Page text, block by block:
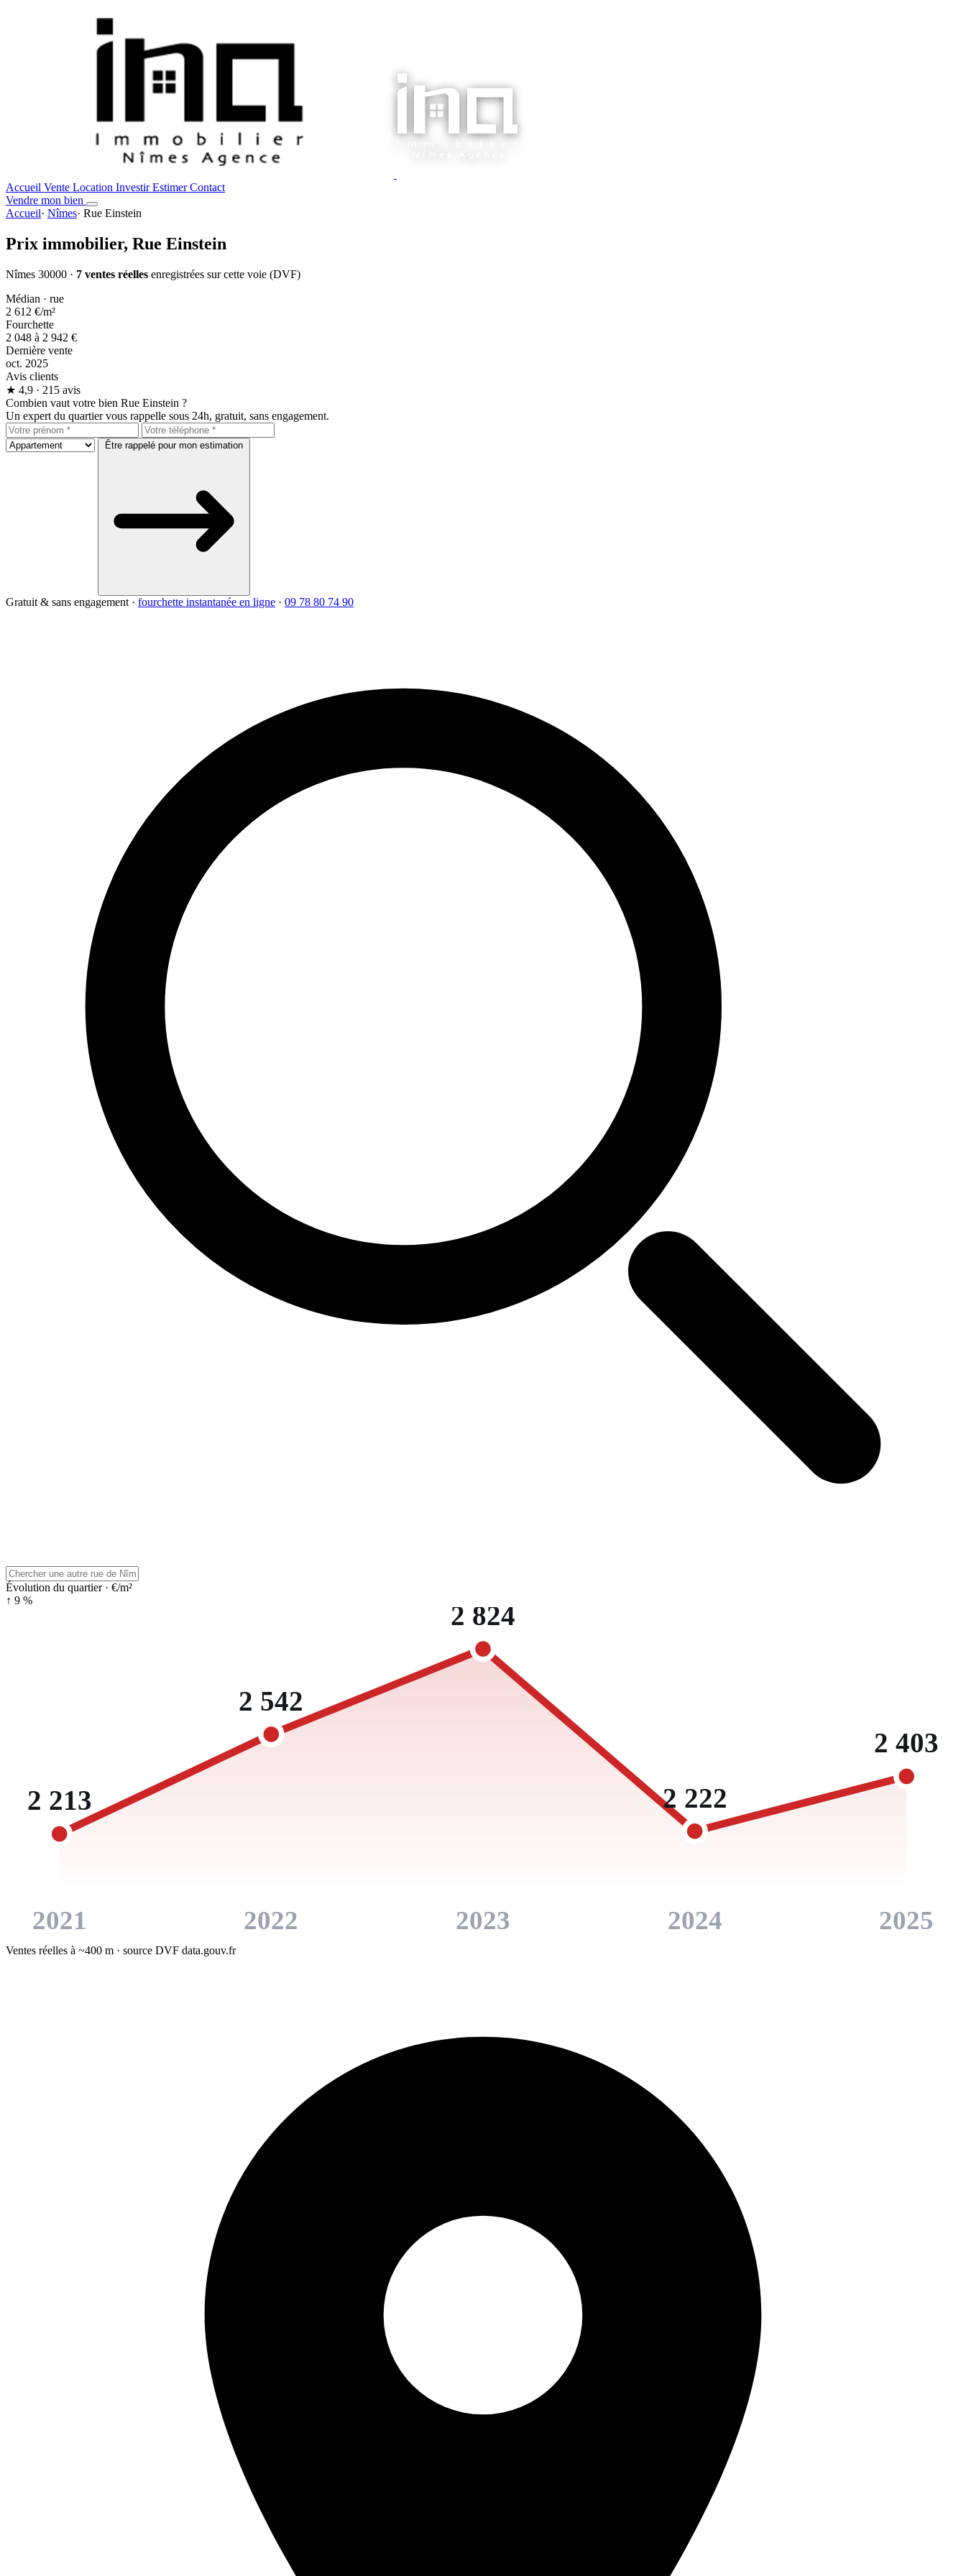
Accueil Vente Location InvestirEstimerContact
Vendre mon bien
Accueil· Nîmes· Rue Einstein
Prix immobilier, Rue Einstein
Nîmes 30000 · 7 ventes réelles enregistrées sur cette voie (DVF)
Médian · rue
2 612 €/m²
Fourchette
2 048 à 2 942 €
Dernière vente
oct. 2025
Avis clients
★ 4,9 · 215 avis
Combien vaut votre bien Rue Einstein ?
Un expert du quartier vous rappelle sous 24h, gratuit, sans engagement.
Être rappelé pour mon estimation
Gratuit & sans engagement · fourchette instantanée en ligne · 09 78 80 74 90
Évolution du quartier · €/m²
↑ 9 %
2 213
2021
2 542
2022
2 824
2023
2 222
2024
2 403
2025
Ventes réelles à ~400 m · source DVF data.gouv.fr